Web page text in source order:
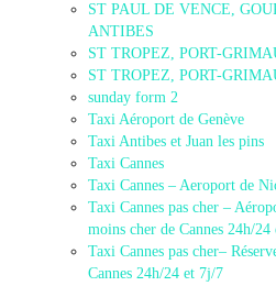
ST PAUL DE VENCE,
ANTIBES
ST TROPEZ, PORT-
ST TROPEZ, PORT-
sunday form 2
Taxi Aéroport de Genève
Taxi Antibes et Juan les pins
Taxi Cannes
Taxi Cannes – Aeroport de
Taxi Cannes pas cher –
moins cher de Cannes 24h/
Taxi Cannes pas cher–
Cannes 24h/24 et 7j/7